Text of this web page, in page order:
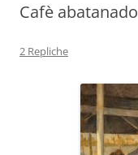
Cafè abatanado
2 Repliche